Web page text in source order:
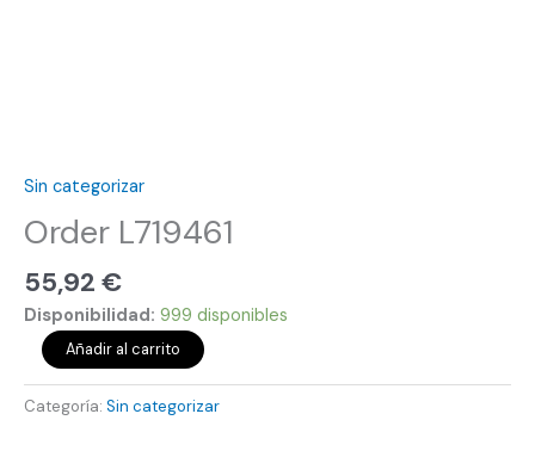
Sin categorizar
Order L719461
55,92 €
Disponibilidad: 999 disponibles
Añadir al carrito
Categoría: Sin categorizar